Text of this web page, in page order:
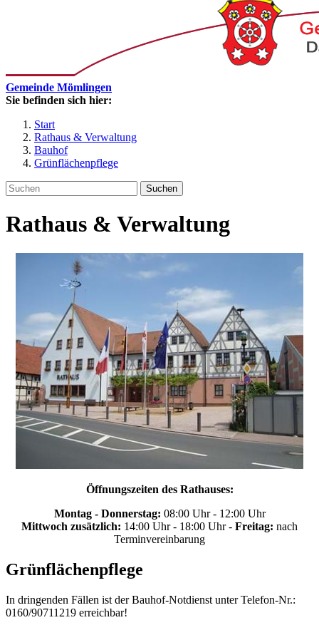
Gemeinde Mömlingen
Sie befinden sich hier:
Start
Rathaus & Verwaltung
Bauhof
Grünflächenpflege
Suchen
Rathaus & Verwaltung
Öffnungszeiten des Rathauses:
Montag - Donnerstag: 08:00 Uhr - 12:00 Uhr
Mittwoch zusätzlich: 14:00 Uhr - 18:00 Uhr - Freitag: nach
Terminvereinbarung
Grünflächenpflege
In dringenden Fällen ist der Bauhof-Notdienst unter Telefon-Nr.:
0160/90711219 erreichbar!